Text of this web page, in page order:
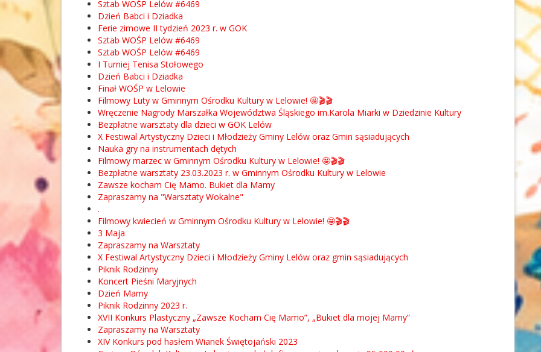
Sztab WOŚP Lelów #6469
Dzień Babci i Dziadka
Ferie zimowe II tydzień 2023 r. w GOK
Sztab WOŚP Lelów #6469
Sztab WOŚP Lelów #6469
I Turniej Tenisa Stołowego
Dzień Babci i Dziadka
Finał WOŚP w Lelowie
Filmowy Luty w Gminnym Ośrodku Kultury w Lelowie! 🤩🎬🎬
Wręczenie Nagrody Marszałka Województwa Śląskiego im.Karola Miarki w Dziedzinie Kultury
Bezpłatne warsztaty dla dzieci w GOK Lelów
X Festiwal Artystyczny Dzieci i Młodzieży Gminy Lelów oraz Gmin sąsiadujących
Nauka gry na instrumentach dętych
Filmowy marzec w Gminnym Ośrodku Kultury w Lelowie! 🤩🎬🎬
Bezpłatne warsztaty 23.03.2023 r. w Gminnym Ośrodku Kultury w Lelowie
Zawsze kocham Cię Mamo. Bukiet dla Mamy
Zapraszamy na "Warsztaty Wokalne"
.
Filmowy kwiecień w Gminnym Ośrodku Kultury w Lelowie! 🤩🎬🎬
3 Maja
Zapraszamy na Warsztaty
X Festiwal Artystyczny Dzieci i Młodzieży Gminy Lelów oraz gmin sąsiadujących
Piknik Rodzinny
Koncert Pieśni Maryjnych
Dzień Mamy
Piknik Rodzinny 2023 r.
XVII Konkurs Plastyczny „Zawsze Kocham Cię Mamo”, „Bukiet dla mojej Mamy”
Zapraszamy na Warsztaty
XIV Konkurs pod hasłem Wianek Świętojański 2023